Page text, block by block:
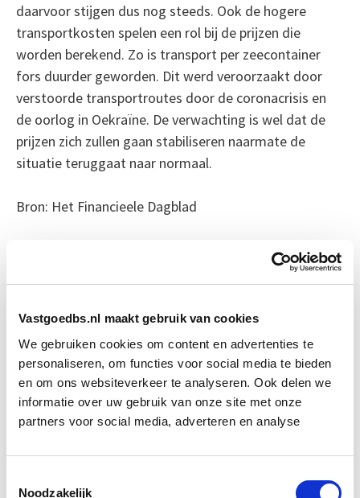
Vastgoedbs.nl maakt gebruik van cookies
We gebruiken cookies om content en advertenties te
personaliseren, om functies voor social media te bieden
en om ons websiteverkeer te analyseren. Ook delen we
informatie over uw gebruik van onze site met onze
partners voor social media, adverteren en analyse
Noodzakelijk
daarvoor stijgen dus nog steeds. Ook de hogere
transportkosten spelen een rol bij de prijzen die
worden berekend. Zo is transport per zeecontainer
fors duurder geworden. Dit werd veroorzaakt door
verstoorde transportroutes door de coronacrisis en
de oorlog in Oekraïne. De verwachting is wel dat de
prijzen zich zullen gaan stabiliseren naarmate de
situatie teruggaat naar normaal.
Bron: Het Financieele Dagblad
Boeiend verhaal? Duik dan eens
in deze opleidingen:
Verduurzaming Vastgoed en
DMJOP
Start di 8
sep
Business Case voor Vastgoed- &
Projectontwikkeling
10 sep